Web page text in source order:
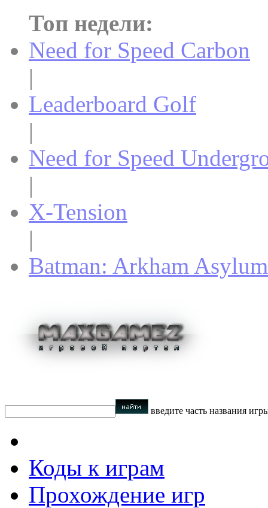
Топ недели:
Need for Speed Carbon
|
Leaderboard Golf
|
Need for Speed
|
X-Tension
|
Batman: Arkham Asylum
введите часть названия
Коды к играм
Прохождение игр